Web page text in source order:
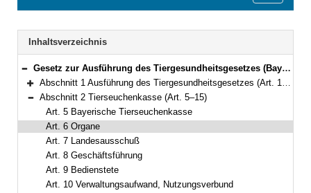
BAYERN.RECHT
letzten
Suche
Navigation
Inhaltsverzeichnis
Bereich reduzieren
Gesetz zur Ausführung des Tiergesundheitsgesetzes (BayAGTierGesG) Vom 8. April 1974 (BayRS V S. 402) BayRS 7831-1-U (Art. 1–15)
Bereich erweitern
Abschnitt 1 Ausführung des Tiergesundheitsgesetzes (Art. 1–4)
Bereich reduzieren
Abschnitt 2 Tierseuchenkasse (Art. 5–15)
Art. 5 Bayerische Tierseuchenkasse
Art. 6 Organe
Art. 7 Landesausschuß
Art. 8 Geschäftsführung
Art. 9 Bedienstete
Art. 10 Verwaltungsaufwand, Nutzungsverbund